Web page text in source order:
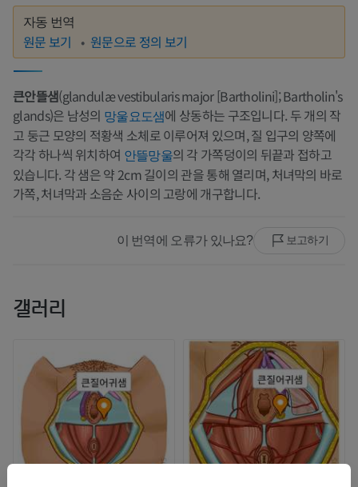
자동 번역
원문 보기 원문으로 정의 보기
큰안뜰샘(glandulæ vestibularis major [Bartholini]; Bartholin's
glands)은 남성의 망울요도샘에 상동하는 구조입니다. 두 개의 작
고 둥근 모양의 적황색 소체로 이루어져 있으며, 질 입구의 양쪽에
각각 하나씩 위치하여 안뜰망울의 각 가쪽덩이의 뒤끝과 접하고
있습니다. 각 샘은 약 2cm 길이의 관을 통해 열리며, 처녀막의 바로
가쪽, 처녀막과 소음순 사이의 고랑에 개구합니다.
이 번역에 오류가 있나요? 보고하기
갤러리